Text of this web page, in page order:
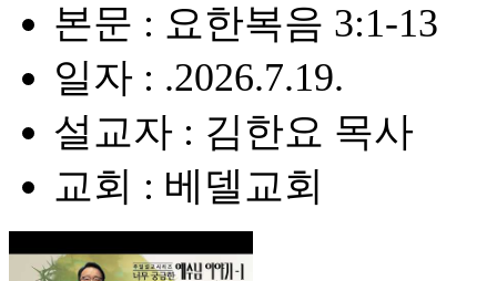
본문 : 요한복음 3:1-13
일자 : .2026.7.19.
설교자 : 김한요 목사
교회 : 베델교회